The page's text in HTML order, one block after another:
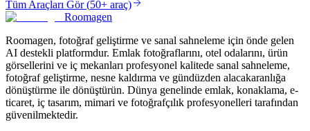
Tüm Araçları Gör(50+ araç)
Roomagen
Roomagen, fotoğraf geliştirme ve sanal sahneleme için önde gelen
AI destekli platformdur. Emlak fotoğraflarını, otel odalarını, ürün
görsellerini ve iç mekanları profesyonel kalitede sanal sahneleme,
fotoğraf geliştirme, nesne kaldırma ve gündüzden alacakaranlığa
dönüştürme ile dönüştürün. Dünya genelinde emlak, konaklama, e-
ticaret, iç tasarım, mimari ve fotoğrafçılık profesyonelleri tarafından
güvenilmektedir.